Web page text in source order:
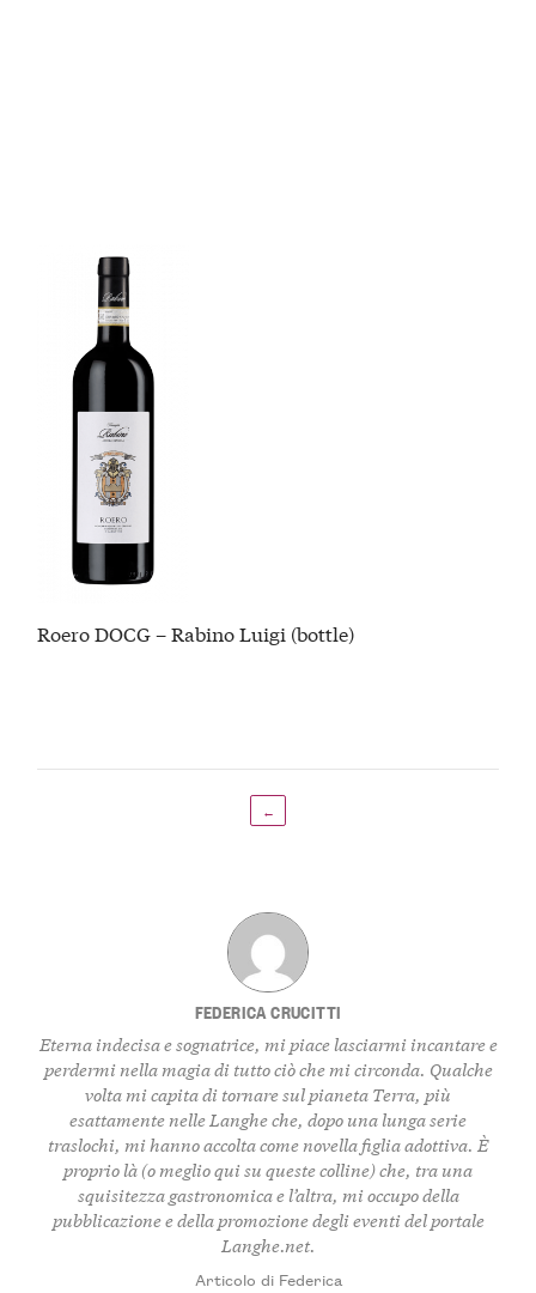
Roero DOCG – Rabino Luigi (bottle)
←
FEDERICA CRUCITTI
Eterna indecisa e sognatrice, mi piace lasciarmi incantare e
perdermi nella magia di tutto ciò che mi circonda. Qualche
volta mi capita di tornare sul pianeta Terra, più
esattamente nelle Langhe che, dopo una lunga serie
traslochi, mi hanno accolta come novella figlia adottiva. È
proprio là (o meglio qui su queste colline) che, tra una
squisitezza gastronomica e l’altra, mi occupo della
pubblicazione e della promozione degli eventi del portale
Langhe.net.
Articolo di Federica